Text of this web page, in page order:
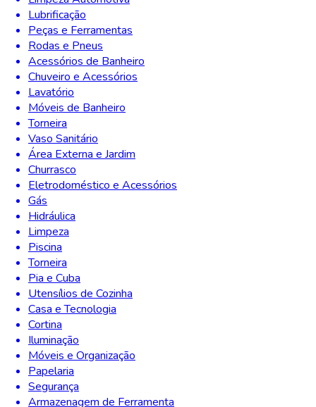
Lubrificação
Peças e Ferramentas
Rodas e Pneus
Acessórios de Banheiro
Chuveiro e Acessórios
Lavatório
Móveis de Banheiro
Torneira
Vaso Sanitário
Área Externa e Jardim
Churrasco
Eletrodoméstico e Acessórios
Gás
Hidráulica
Limpeza
Piscina
Torneira
Pia e Cuba
Utensílios de Cozinha
Casa e Tecnologia
Cortina
Iluminação
Móveis e Organização
Papelaria
Segurança
Armazenagem de Ferramenta